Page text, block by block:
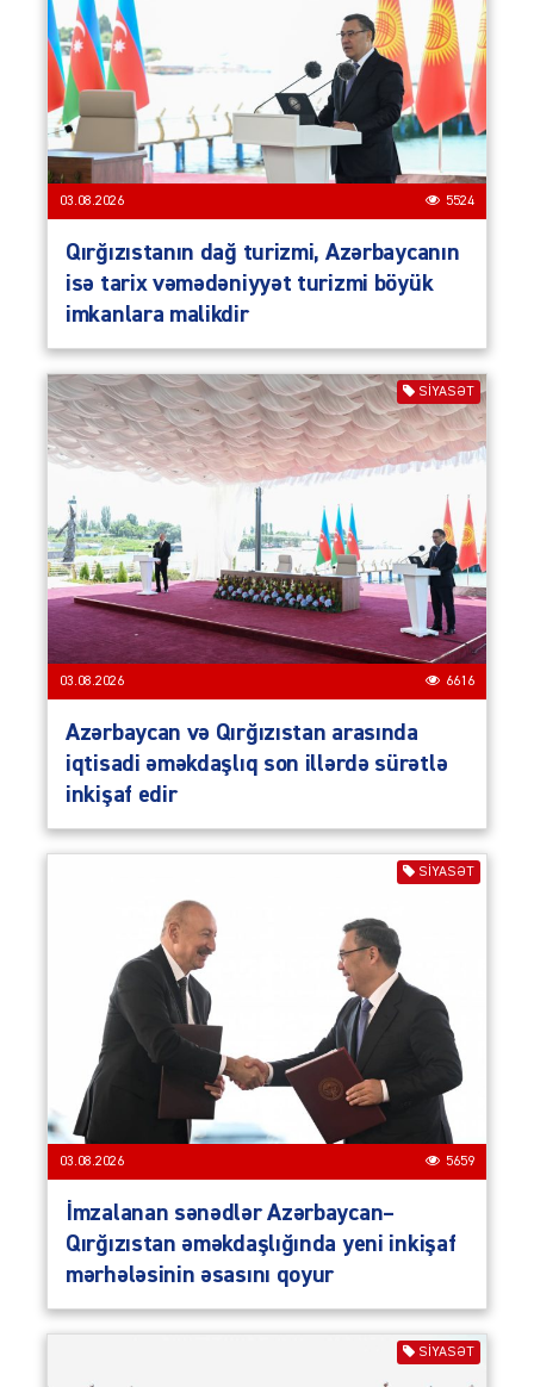
03.08.2026 5524
Qırğızıstanın dağ turizmi, Azərbaycanın
isə tarix vəmədəniyyət turizmi böyük
imkanlara malikdir
SIYASƏT
03.08.2026 6616
Azərbaycan və Qırğızıstan arasında
iqtisadi əməkdaşlıq son illərdə sürətlə
inkişaf edir
SIYASƏT
03.08.2026 5659
İmzalanan sənədlər Azərbaycan–
Qırğızıstan əməkdaşlığında yeni inkişaf
mərhələsinin əsasını qoyur
SIYASƏT